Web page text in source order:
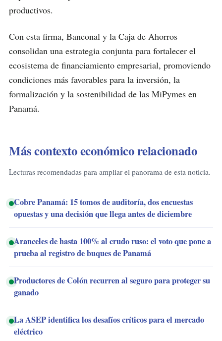
productivos.
Con esta firma, Banconal y la Caja de Ahorros
consolidan una estrategia conjunta para fortalecer el
ecosistema de financiamiento empresarial, promoviendo
condiciones más favorables para la inversión, la
formalización y la sostenibilidad de las MiPymes en
Panamá.
Más contexto económico relacionado
Lecturas recomendadas para ampliar el panorama de esta noticia.
Cobre Panamá: 15 tomos de auditoría, dos encuestas
opuestas y una decisión que llega antes de diciembre
Aranceles de hasta 100% al crudo ruso: el voto que pone a
prueba al registro de buques de Panamá
Productores de Colón recurren al seguro para proteger su
ganado
La ASEP identifica los desafíos críticos para el mercado
eléctrico